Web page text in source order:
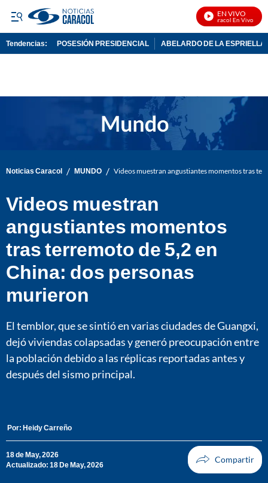
EN VIVO
Noticias Caracol En Vivo
Tendencias: POSESIÓN PRESIDENCIAL ABELARDO DE LA ESPRIELLA
Noticias Caracol / MUNDO / Videos muestran angustiantes momentos tras
Videos muestran
angustiantes momentos
tras terremoto de 5,2 en
China: dos personas
murieron
El temblor, que se sintió en varias ciudades de Guangxi,
dejó viviendas colapsadas y generó preocupación entre
la población debido a las réplicas reportadas antes y
después del sismo principal.
Por: Heidy Carreño
18 de May, 2026
Actualizado: 18 De May, 2026